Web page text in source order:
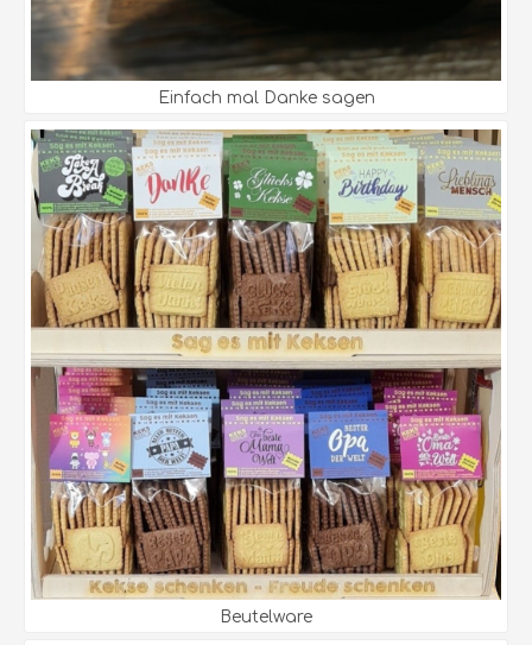
Einfach mal Danke sagen
Beutelware